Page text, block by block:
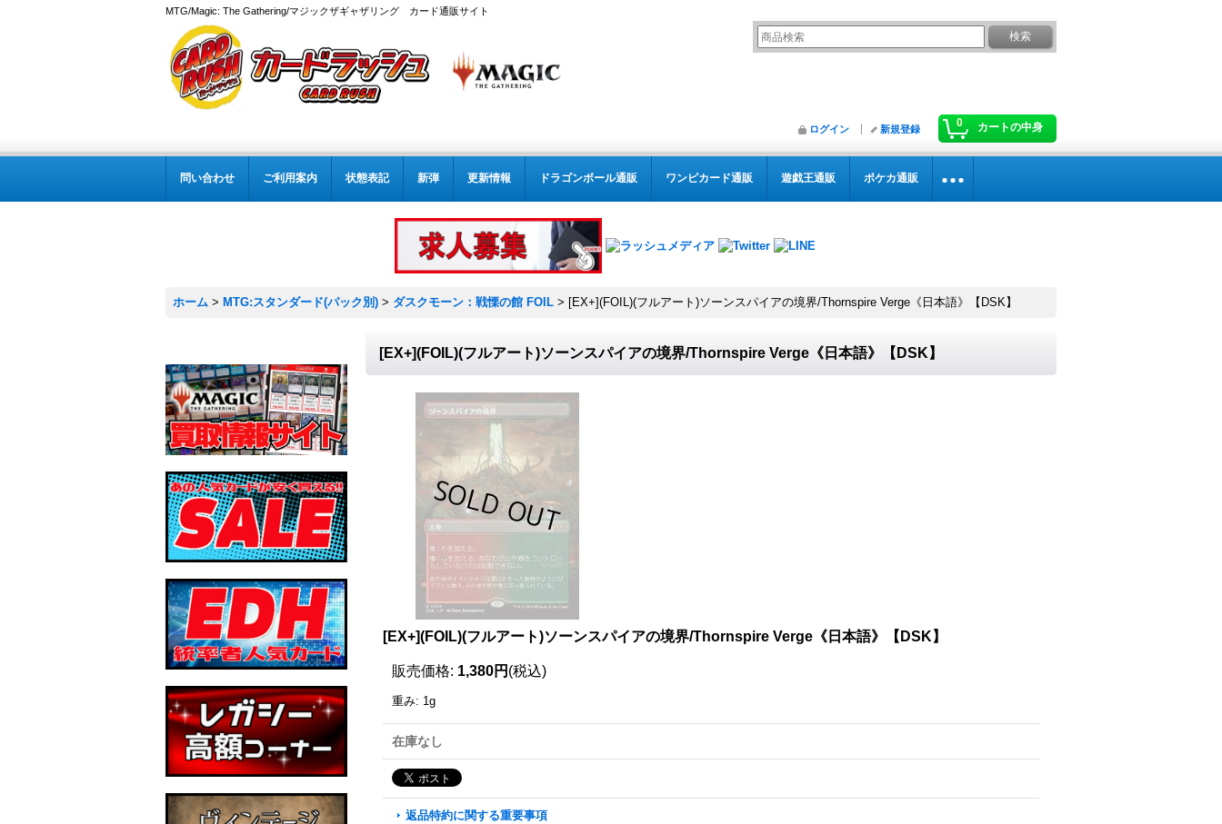
MTG/Magic: The Gathering/マジックザギャザリング カード通販サイト
0 カートの中身
ログイン 新規登録
問い合わせ ご利用案内 状態表記 新弾 更新情報 ドラゴンボール通販 ワンピカード通販 遊戯王通販 ポケカ通販
ホーム > MTG:スタンダード(パック別) > ダスクモーン：戦慄の館 FOIL > [EX+](FOIL)(フルアート)ソーンスパイアの境界/Thornspire Verge《日本語》【DSK】
[EX+](FOIL)(フルアート)ソーンスパイアの境界/Thornspire Verge《日本語》【DSK】
[EX+](FOIL)(フルアート)ソーンスパイアの境界/Thornspire Verge《日本語》【DSK】
販売価格: 1,380円 (税込)
重み: 1g
在庫なし
返品特約に関する重要事項